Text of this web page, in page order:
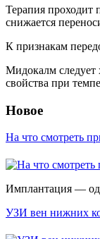
Терапия проходит
снижается
К признакам
Мидокалм следует
свойства при
Новое
На что смотреть
Имплантация —
УЗИ вен нижних